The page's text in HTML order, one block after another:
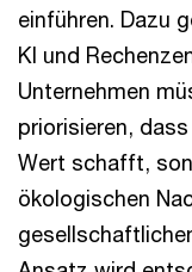
einführen. Dazu
KI und
Unternehmen
priorisieren,
Wert schafft,
ökologischen